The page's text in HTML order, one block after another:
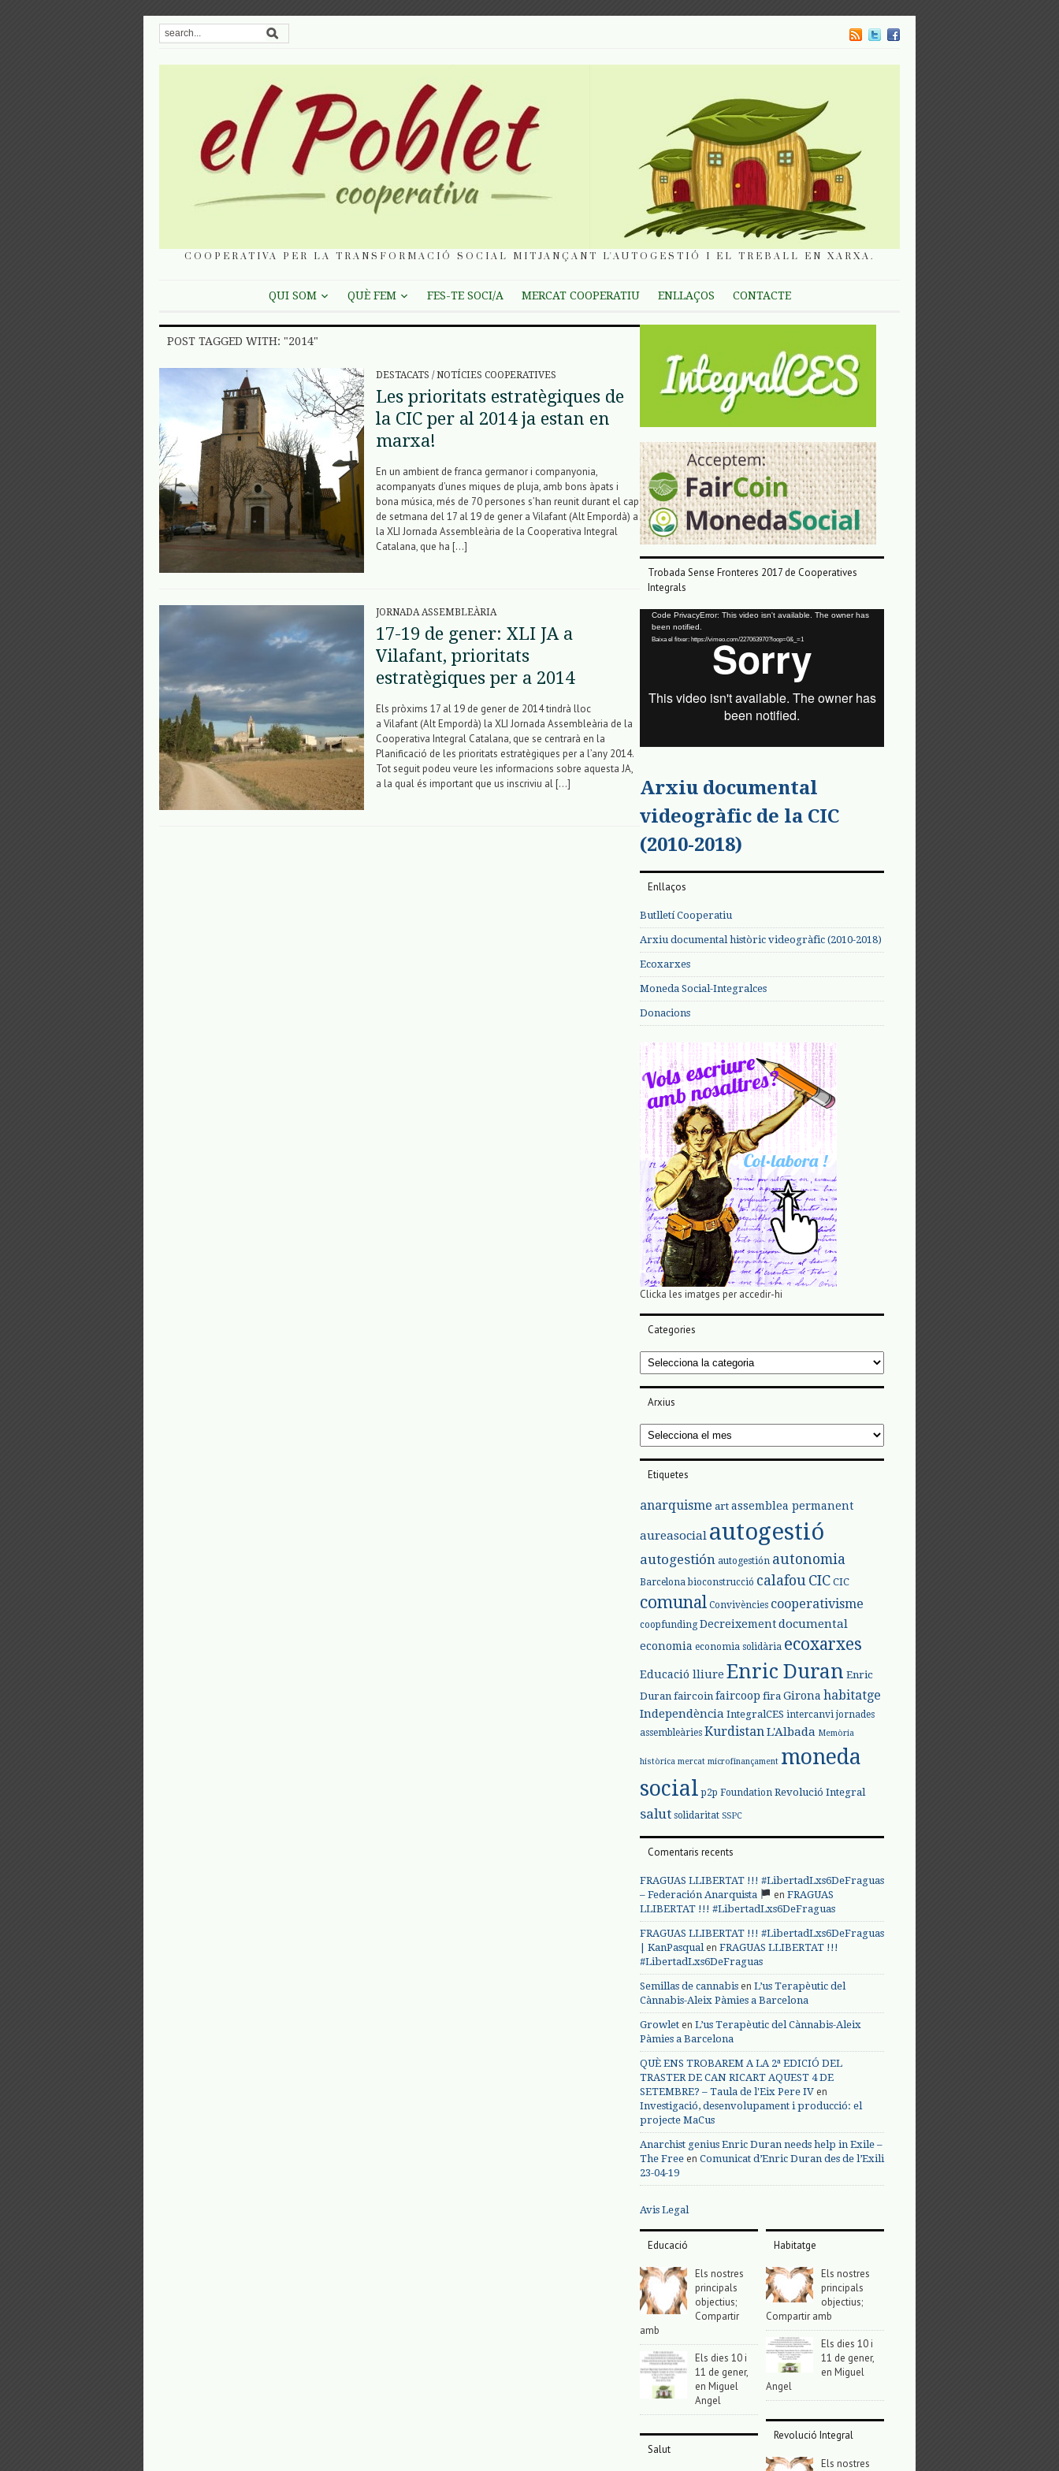
COOPERATIVA PER LA TRANSFORMACIÓ SOCIAL MITJANÇANT L'AUTOGESTIÓ I EL TREBALL EN XARXA.
QUI SOM QUÈ FEM FES-TE SOCI/A MERCAT COOPERATIU ENLLAÇOS CONTACTE
POST TAGGED WITH: "2014"
DESTACATS / NOTÍCIES COOPERATIVES
Les prioritats estratègiques de
la CIC per al 2014 ja estan en
marxa!
En un ambient de franca germanor i companyonia,
acompanyats d’unes miques de pluja, amb bons àpats i
bona música, més de 70 persones s’han reunit durant el cap
de setmana del 17 al 19 de gener a Vilafant (Alt Empordà) a
la XLI Jornada Assembleària de la Cooperativa Integral
Catalana, que ha […]
JORNADA ASSEMBLEÀRIA
17-19 de gener: XLI JA a
Vilafant, prioritats
estratègiques per a 2014
Els pròxims 17 al 19 de gener de 2014 tindrà lloc
a Vilafant (Alt Empordà) la XLI Jornada Assembleària de la
Cooperativa Integral Catalana, que se centrarà en la
Planificació de les prioritats estratègiques per a l’any 2014.
Tot seguit podeu veure les informacions sobre aquesta JA,
a la qual és important que us inscriviu al […]
Trobada Sense Fronteres 2017 de Cooperatives
Integrals
Reproductor
vídeo
Code PrivacyError: This video isn't available. The owner has
been notified.
Baixa el fitxer: https://vimeo.com/227063970?loop=0&_=1
Arxiu documental
videogràfic de la CIC
(2010-2018)
Enllaços
Butlletí Cooperatiu
Arxiu documental històric videogràfic (2010-2018)
Ecoxarxes
Moneda Social-Integralces
Donacions
Clicka les imatges per accedir-hi
Categories
Categories
Arxius
Arxius
Etiquetes
anarquisme art assemblea permanent
aureasocial autogestió
autogestión autogestión autonomia
Barcelona bioconstrucció calafou CIC CIC
comunal Convivències cooperativisme
coopfunding Decreixementdocumental
economia economia solidària ecoxarxes
Educació lliure Enric Duran Enric
Duran faircoin faircoop fira Girona habitatge
Independència IntegralCES intercanvi jornades
assembleàries Kurdistan L'Albada Memòria
històrica mercat microfinançament moneda
social p2p Foundation Revolució Integral
salut solidaritat SSPC
Comentaris recents
FRAGUAS LLIBERTAT !!! #LibertadLxs6DeFraguas
– Federación Anarquista
en FRAGUAS
LLIBERTAT !!! #LibertadLxs6DeFraguas
FRAGUAS LLIBERTAT !!! #LibertadLxs6DeFraguas
| KanPasqualen FRAGUAS LLIBERTAT !!!
#LibertadLxs6DeFraguas
Semillas de cannabis en L’us Terapèutic del
Cànnabis-Aleix Pàmies a Barcelona
Growlet en L’us Terapèutic del Cànnabis-Aleix
Pàmies a Barcelona
QUÈ ENS TROBAREM A LA 2ª EDICIÓ DEL
TRASTER DE CAN RICART AQUEST 4 DE
SETEMBRE? – Taula de l'Eix Pere IV en
Investigació, desenvolupament i producció: el
projecte MaCus
Anarchist genius Enric Duran needs help in Exile –
The Free en Comunicat d’Enric Duran des de l’Exili
23-04-19
Avis Legal
Educació
Els nostres
principals
objectius;
Compartir
amb
Els dies 10 i
11 de gener,
en Miguel
Angel
Salut
Habitatge
Els nostres
principals
objectius;
Compartir amb
Els dies 10 i
11 de gener,
en Miguel
Angel
Revolució Integral
Els nostres